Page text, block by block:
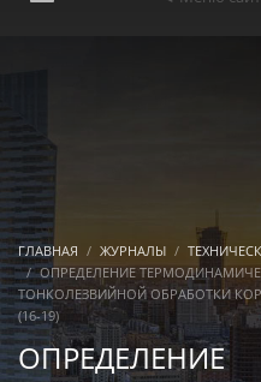
ГЛАВНАЯ ЖУРНАЛЫ
ОПРЕДЕЛЕНИЕ
ТОНКОЛЕЗВИЙНОЙ ОБРАБОТКИ
(16-19)
ОПРЕДЕЛЕНИЕ